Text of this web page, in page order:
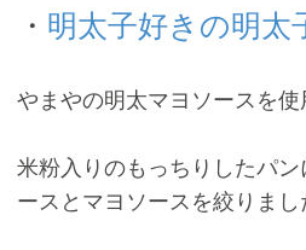
・ 明太子好きの明太
やまやの明太マヨソースを使
米粉入りのもっちりしたパ
ースとマヨソースを絞りまし